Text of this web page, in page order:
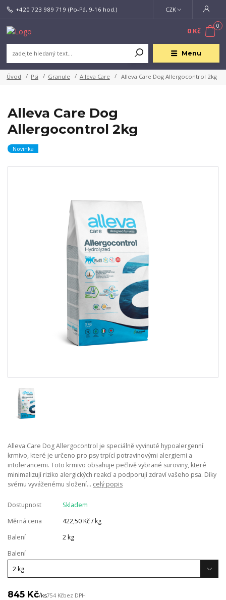
Menu
CZK
+420 723 989 719 (Po-Pá, 9-16 hod.)
0
0 Kč
Úvod Psi Granule Alleva Care Alleva Care Dog Allergocontrol 2kg
Alleva Care Dog
Allergocontrol 2kg
Novinka
Alleva Care Dog Allergocontrol je speciálně vyvinuté hypoalergenní
krmivo, které je určeno pro psy trpící potravinovými alergiemi a
intolerancemi. Toto krmivo obsahuje pečlivě vybrané suroviny, které
minimalizují riziko alergických reakcí a podporují zdraví vašeho psa. Díky
svému vyváženému složení... celý popis
Dostupnost
Skladem
Měrná cena
422,50 Kč / kg
Balení
2 kg
Balení
845 Kč/ks754 Kčbez DPH